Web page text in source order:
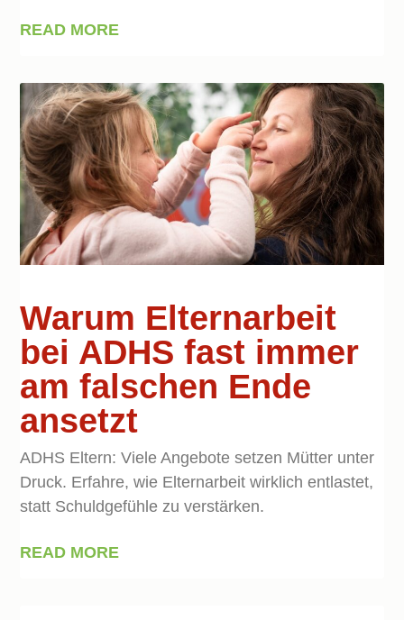
READ MORE
Warum Elternarbeit
bei ADHS fast immer
am falschen Ende
ansetzt
ADHS Eltern: Viele Angebote setzen Mütter unter
Druck. Erfahre, wie Elternarbeit wirklich entlastet,
statt Schuldgefühle zu verstärken.
READ MORE